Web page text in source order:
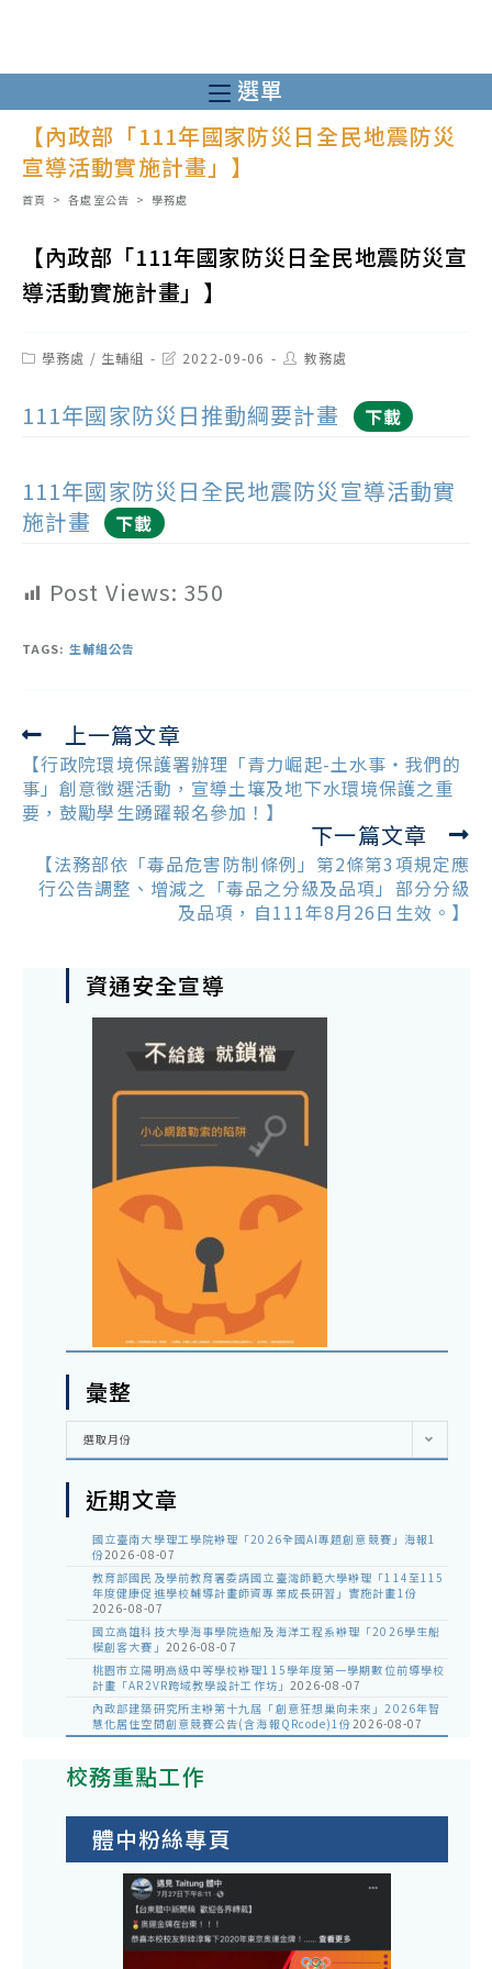
至
主
選單
【內政部「111年國家防災日全民地震防災
宣導活動實施計畫」】
首頁 > 各處室公告 > 學務處
【內政部「111年國家防災日全民地震防災宣
導活動實施計畫」】
Post學務處 / 生輔組
Post2022-09-06
Post教務處
111年國家防災日推動綱要計畫 下載
111年國家防災日全民地震防災宣導活動實
施計畫
下載
Post Views: 350
TAGS: 生輔組公告
Read
more
articles
上一篇文章
【行政院環境保護署辦理「青力崛起-土水事・我們的
事」創意徵選活動，宣導土壤及地下水環境保護之重
要，鼓勵學生踴躍報名參加！】
下一篇文章
【法務部依「毒品危害防制條例」第2條第3項規定應
行公告調整、增減之「毒品之分級及品項」部分分級
及品項，自111年8月26日生效。】
資通安全宣導
彙整
彙
選取月份
近期文章
國立臺南大學理工學院辦理「2026全國AI專題創意競賽」海報1
份2026-08-07
教育部國民及學前教育署委請國立臺灣師範大學辦理「114至115
年度健康促進學校輔導計畫師資專業成長研習」實施計畫1份
2026-08-07
國立高雄科技大學海事學院造船及海洋工程系辦理「2026學生船
模創客大賽」 2026-08-07
桃園市立陽明高級中等學校辦理115學年度第一學期數位前導學校
計畫「AR2VR跨域教學設計工作坊」 2026-08-07
內政部建築研究所主辦第十九屆「創意狂想巢向未來」2026年智
慧化居住空間創意競賽公告(含海報QRcode)1份2026-08-07
校務重點工作
體中粉絲專頁